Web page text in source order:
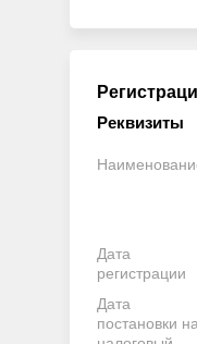
Реквизиты
Дата
регистрации
Дата
постановки на